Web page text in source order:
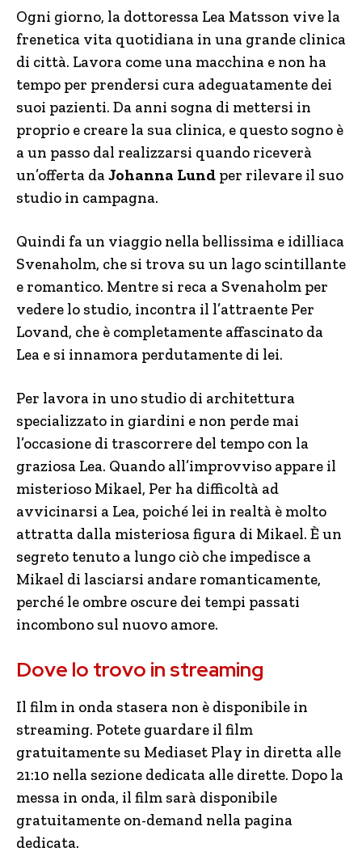
Ogni giorno, la dottoressa Lea Matsson vive la
frenetica vita quotidiana in una grande clinica
di città. Lavora come una macchina e non ha
tempo per prendersi cura adeguatamente dei
suoi pazienti. Da anni sogna di mettersi in
proprio e creare la sua clinica, e questo sogno è
a un passo dal realizzarsi quando riceverà
un’offerta daJohanna Lund per rilevare il suo
studio in campagna.
Quindi fa un viaggio nella bellissima e idilliaca
Svenaholm, che si trova su un lago scintillante
e romantico. Mentre si reca a Svenaholm per
vedere lo studio, incontra il l’attraente Per
Lovand, che è completamente affascinato da
Lea e si innamora perdutamente di lei.
Per lavora in uno studio di architettura
specializzato in giardini e non perde mai
l’occasione di trascorrere del tempo con la
graziosa Lea. Quando all’improvviso appare il
misterioso Mikael, Per ha difficoltà ad
avvicinarsi a Lea, poiché lei in realtà è molto
attratta dalla misteriosa figura di Mikael. È un
segreto tenuto a lungo ciò che impedisce a
Mikael di lasciarsi andare romanticamente,
perché le ombre oscure dei tempi passati
incombono sul nuovo amore.
Dove lo trovo in streaming
Il film in onda stasera non è disponibile in
streaming. Potete guardare il film
gratuitamente su Mediaset Play in diretta alle
21:10 nella sezione dedicata alle dirette. Dopo la
messa in onda, il film sarà disponibile
gratuitamente on-demand nella pagina
dedicata.